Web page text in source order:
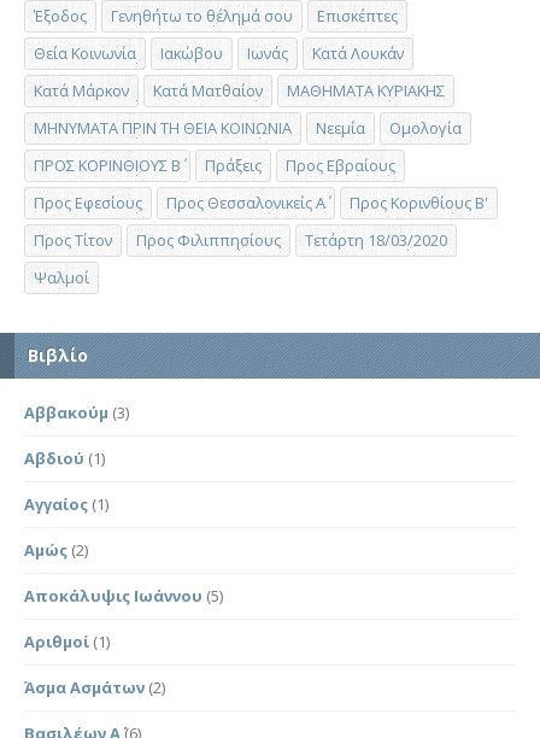
Έξοδος Γενηθήτω το θέλημά σου
Επισκέπτες
Θεία Κοινωνία
Ιακώβου Ιωνάς
Κατά Λουκάν
Κατά Μάρκον
Κατά Ματθαίον
ΜΑΘΗΜΑΤΑ ΚΥΡΙΑΚΗΣ
ΜΗΝΥΜΑΤΑ ΠΡΙΝ ΤΗ ΘΕΙΑ ΚΟΙΝΩΝΙΑ
Νεεμία
Ομολογία
ΠΡΟΣ ΚΟΡΙΝΘΙΟΥΣ Β΄
Πράξεις
Προς Εβραίους
Προς Εφεσίους
Προς Θεσσαλονικείς Α΄
Προς Κορινθίους Β'
Προς Τίτον
Προς Φιλιππησίους
Τετάρτη 18/03/2020
Ψαλμοί
Βιβλίο
Αββακούμ (3)
Αβδιού (1)
Αγγαίος (1)
Αμώς (2)
Αποκάλυψις Ιωάννου (5)
Αριθμοί (1)
Άσμα Ασμάτων (2)
Βασιλέων Α΄(6)